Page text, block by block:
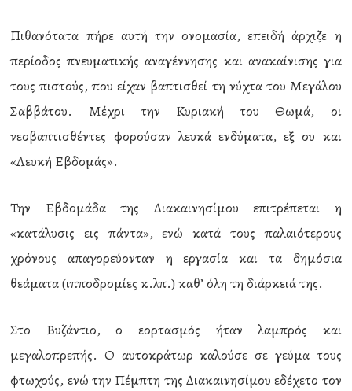
Πιθανότατα πήρε αυτή την ονομασία, επειδή άρχιζε η
περίοδος πνευματικής αναγέννησης και ανακαίνισης για
τους πιστούς, που είχαν βαπτισθεί τη νύχτα του Μεγάλου
Σαββάτου. Μέχρι την Κυριακή του Θωμά, οι
νεοβαπτισθέντες φορούσαν λευκά ενδύματα, εξ ου και
«Λευκή Εβδομάς».
Την Εβδομάδα της Διακαινησίμου επιτρέπεται η
«κατάλυσις εις πάντα», ενώ κατά τους παλαιότερους
χρόνους απαγορεύονταν η εργασία και τα δημόσια
θεάματα (ιπποδρομίες κ.λπ.) καθ’ όλη τη διάρκειά της.
Στο Βυζάντιο, ο εορτασμός ήταν λαμπρός και
μεγαλοπρεπής. Ο αυτοκράτωρ καλούσε σε γεύμα τους
φτωχούς, ενώ την Πέμπτη της Διακαινησίμου εδέχετο τον